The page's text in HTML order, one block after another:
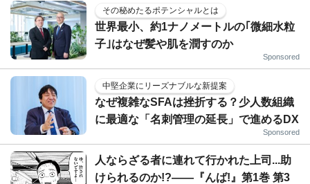
その秘めたるポテンシャルとは
世界最小、約1ナノメートルの｢微細水粒
子｣はなぜ髪や肌を潤すのか
Sponsored
中堅企業にリーズナブルな新提案
なぜ複雑なSFAは挫折する？少人数組織
に最適な「名刺管理の延長」で進めるDX
Sponsored
人ならざる者に連れて行かれた上司...助
けられるのか!?――『んば!』第1巻 第3